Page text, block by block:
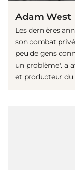
Adam West
Les dernières
son combat
peu de gens
un problème", a
et producteur du